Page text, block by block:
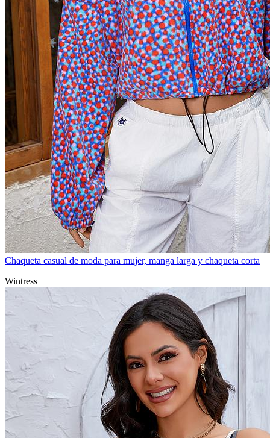
Chaqueta casual de moda para mujer, manga larga y chaqueta corta
Wintress